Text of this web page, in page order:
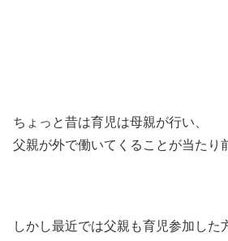
ちょっと昔は育児は母親が行い、
父親が外で働いてくることが当たり
しかし最近では父親も育児参加した